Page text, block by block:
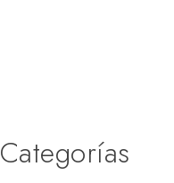
Categorías